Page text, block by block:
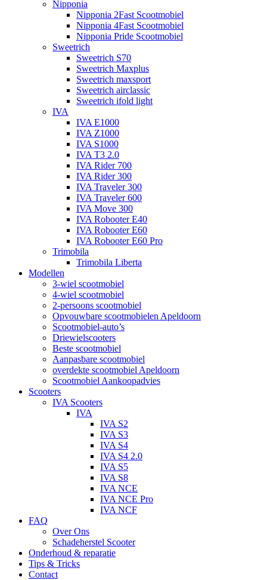
Nipponia
Nipponia 2Fast Scootmobiel
Nipponia 4Fast Scootmobiel
Nipponia Pride Scootmobiel
Sweetrich
Sweetrich S70
Sweetrich Maxplus
Sweetrich maxsport
Sweetrich airclassic
Sweetrich ifold light
IVA
IVA E1000
IVA Z1000
IVA S1000
IVA T3 2.0
IVA Rider 700
IVA Rider 300
IVA Traveler 300
IVA Traveler 600
IVA Move 300
IVA Robooter E40
IVA Robooter E60
IVA Robooter E60 Pro
Trimobila
Trimobila Liberta
Modellen
3-wiel scootmobiel
4-wiel scootmobiel
2-persoons scootmobiel
Opvouwbare scootmobielen Apeldoorn
Scootmobiel-auto’s
Driewielscooters
Beste scootmobiel
Aanpasbare scootmobiel
overdekte scootmobiel Apeldoorn
Scootmobiel Aankoopadvies
Scooters
IVA Scooters
IVA
IVA S2
IVA S3
IVA S4
IVA S4 2.0
IVA S5
IVA S8
IVA NCE
IVA NCE Pro
IVA NCF
FAQ
Over Ons
Schadeherstel Scooter
Onderhoud & reparatie
Tips & Tricks
Contact